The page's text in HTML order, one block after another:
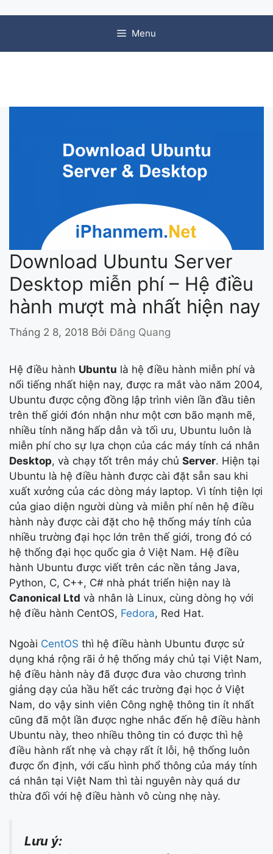
Menu
Download Ubuntu Server
Desktop miễn phí – Hệ điều
hành mượt mà nhất hiện nay
Tháng 2 8, 2018 BởiĐăng Quang
Hệ điều hành Ubuntu là hệ điều hành miễn phí và
nổi tiếng nhất hiện nay, được ra mắt vào năm 2004,
Ubuntu được cộng đồng lập trình viên lần đầu tiên
trên thế giới đón nhận như một cơn bão mạnh mẽ,
nhiều tính năng hấp dẫn và tối ưu, Ubuntu luôn là
miễn phí cho sự lựa chọn của các máy tính cá nhân
Desktop, và chạy tốt trên máy chủ Server. Hiện tại
Ubuntu là hệ điều hành được cài đặt sẵn sau khi
xuất xưởng của các dòng máy laptop. Vì tính tiện lợi
của giao diện người dùng và miễn phí nên hệ điều
hành này được cài đặt cho hệ thống máy tính của
nhiều trường đại học lớn trên thế giới, trong đó có
hệ thống đại học quốc gia ở Việt Nam. Hệ điều
hành Ubuntu được viết trên các nền tảng Java,
Python, C, C++, C# nhà phát triển hiện nay là
Canonical Ltd và nhân là Linux, cùng dòng họ với
hệ điều hành CentOS, Fedora, Red Hat.
Ngoài CentOS thì hệ điều hành Ubuntu được sử
dụng khá rộng rãi ở hệ thống máy chủ tại Việt Nam,
hệ điều hành này đã được đưa vào chương trình
giảng dạy của hầu hết các trường đại học ở Việt
Nam, do vậy sinh viên Công nghệ thông tin ít nhất
cũng đã một lần được nghe nhắc đến hệ điều hành
Ubuntu này, theo nhiều thông tin có được thì hệ
điều hành rất nhẹ và chạy rất ít lỗi, hệ thống luôn
được ổn định, với cấu hình phổ thông của máy tính
cá nhân tại Việt Nam thì tài nguyên này quá dư
thừa đối với hệ điều hành vô cùng nhẹ này.
Lưu ý: